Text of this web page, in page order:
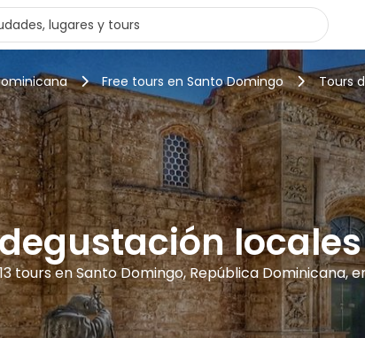
Free tours en Santo Domingo Tours
13 tours en Santo Domingo, República Dominicana,